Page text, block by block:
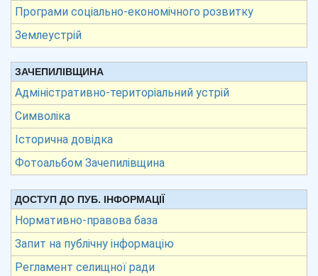
Програми соціально-економічного розвитку
Землеустрій
ЗАЧЕПИЛІВЩИНА
Адміністративно-територіальний устрій
Символіка
Історична довідка
Фотоальбом Зачепилівщина
ДОСТУП ДО ПУБ. ІНФОРМАЦІЇ
Нормативно-правова база
Запит на публічну інформацію
Регламент селищної ради